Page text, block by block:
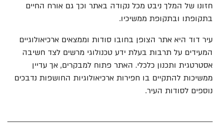
חזונו של המלך ניבט מכל נקודה באתר וכך גם אורח החיים
בתקופתו ובתקופת ממשיכיו.
עיר דוד היא אתר הצופן בחובו סודות וממצאים ארכיאולוגיים
המעידים על תרבות בעלת ידע טכנולוגי מרשים לצד חשיבה
אסטרטגית ותכנון כלכלי. האתר פתוח למבקרים, אך עדיין
ממשיכות להתקיים בו חפירות ארכיאולוגיות החושפות נדבכים
נוספים לסודות העיר.